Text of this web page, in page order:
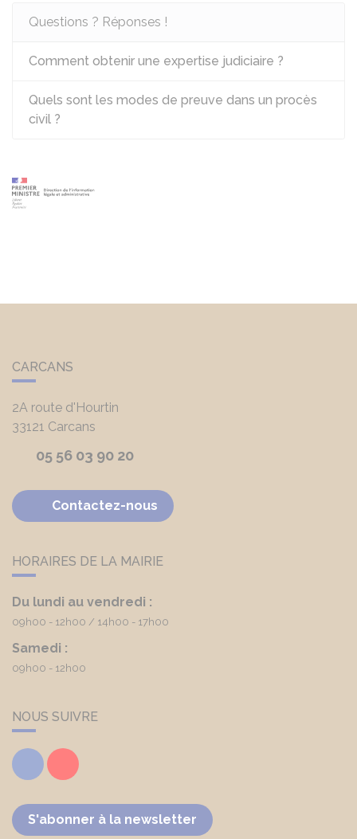
Questions ? Réponses !
Comment obtenir une expertise judiciaire ?
Quels sont les modes de preuve dans un procès
civil ?
CARCANS
2A route d'Hourtin
33121 Carcans
05 56 03 90 20
Contactez-nous
HORAIRES DE LA MAIRIE
Du lundi au vendredi :
09h00 - 12h00 14h00 - 17h00
Samedi :
09h00 - 12h00
NOUS SUIVRE
FacebookYoutube
S'abonner à la newsletter